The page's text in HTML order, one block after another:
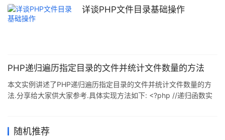
continue; } $tmp = $path.'/'.$d; if(!is_dir($tmp)){//如
详谈PHP文件目录基础操作
PHP递归遍历指定目录的文件并统计文件数量的方法
本文实例讲述了PHP递归遍历指定目录的文件并统计文件数量的方
法.分享给大家供大家参考.具体实现方法如下: <?php //递归函数实
echo readdir($dir)."<br>"; //读取当前目录文件 echo
随机推荐